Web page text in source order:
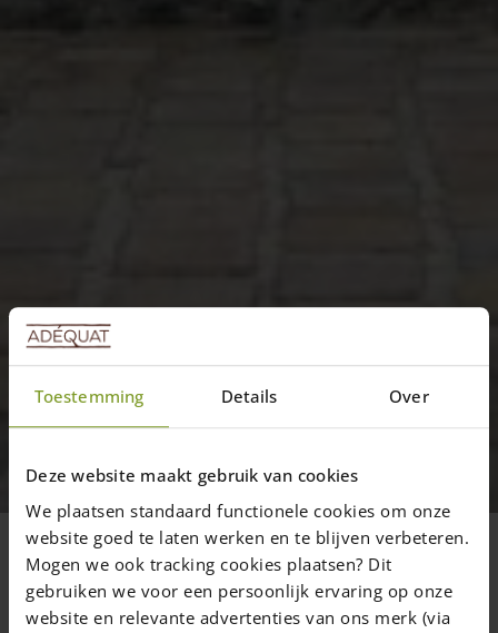
Toestemming Details Over
Deze website maakt gebruik van cookies
We plaatsen standaard functionele cookies om onze
website goed te laten werken en te blijven verbeteren.
Mogen we ook tracking cookies plaatsen? Dit
gebruiken we voor een persoonlijk ervaring op onze
website en relevante advertenties van ons merk (via
Projekter
dobbelt) i forskellige størrelser
Her finder du en oversigt over projekter
hvor der er anbragt rammelåger. Ved
billedet finder du information om lågen og
de forskellige størrelser.